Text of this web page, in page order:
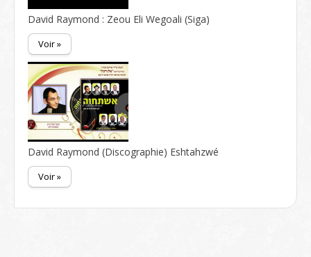
David Raymond : Zeou Eli Wegoali (Siga)
Voir »
David Raymond (Discographie) Eshtahzwé
Voir »